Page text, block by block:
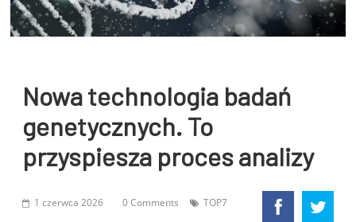
Nowa technologia badań
genetycznych. To
przyspiesza proces analizy
1 czerwca 2026 0 Comments TOP7